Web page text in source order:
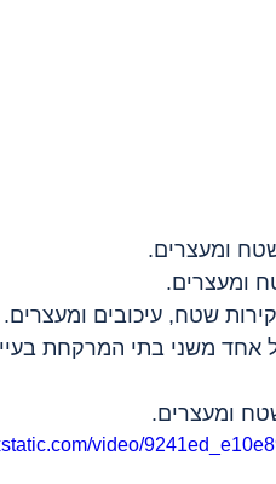
ומעצרים.
ומעצרים.
שטח, עיכובים ומעצרים.
אחד משני בתי המרקחת
ומעצרים.
video/